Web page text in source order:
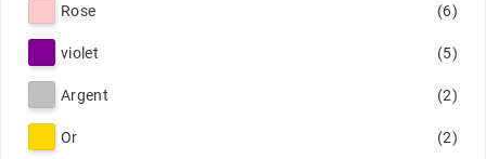
Rose (6)
violet (5)
Argent (2)
Or (2)